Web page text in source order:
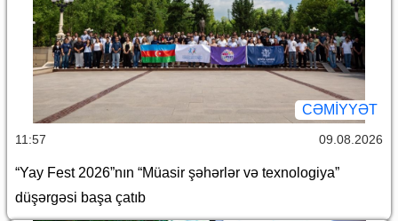
CƏMİYYƏT
11:57 09.08.2026
“Yay Fest 2026”nın “Müasir şəhərlər və texnologiya”
düşərgəsi başa çatıb